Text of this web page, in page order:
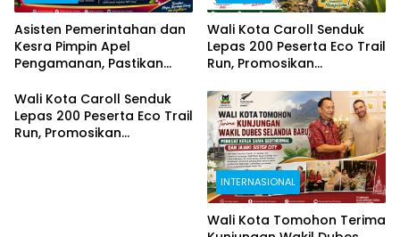
Asisten Pemerintahan dan
Kesra Pimpin Apel
Pengamanan, Pastikan
Aman dan Sukses
Wali Kota Caroll Senduk
Lepas 200 Peserta Eco Trail
Run, Promosikan
Lewat TIFF 2026
Wali Kota Caroll Senduk
Lepas 200 Peserta Eco Trail
Run, Promosikan
INTERNASIONAL
Wali Kota Tomohon Terima